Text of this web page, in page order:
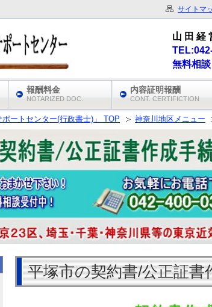
ポートセンター(行政書士)」 TOP 神奈川地区メニュー
平塚市の契約書/公正証
サイトマ
山 田 経
無料相
報酬料金
NOTARIZED DOC.
内容証明報酬
CONT. CERTIFICTION